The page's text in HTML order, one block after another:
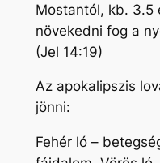
Mostantól, kb. 3.5
növekedni fog a
(Jel 14:19)
Az apokalipszis
jönni:
Fehér ló –